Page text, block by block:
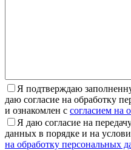
Я подтверждаю
даю согласие на обработку
и ознакомлен с согласием на
Я даю согласие на
данных в порядке и на
на обработку персональных